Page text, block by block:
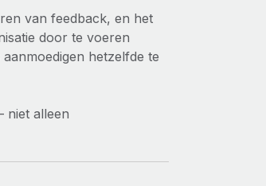
van feedback, en het
door te voeren
hetzelfde te
niet alleen